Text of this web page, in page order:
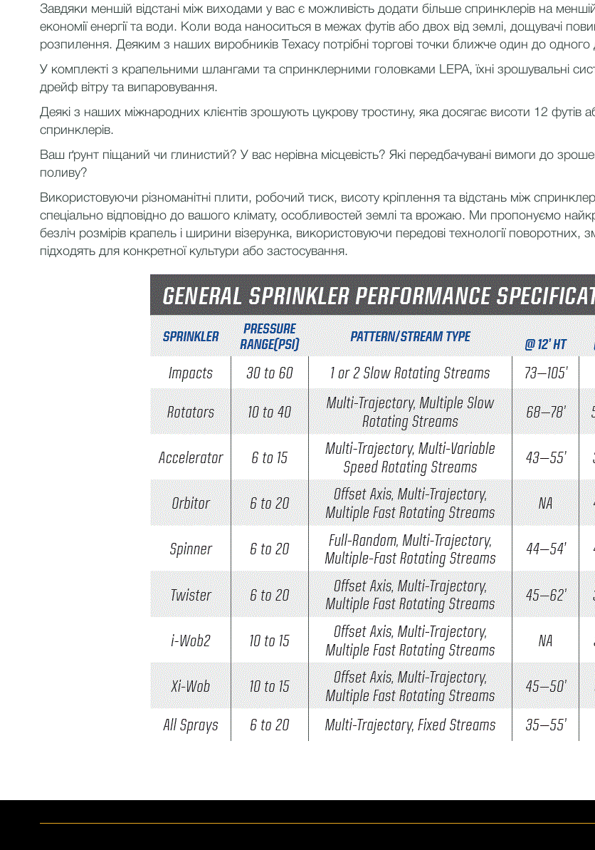
Завдяки меншій відстані між виходами у вас є можливість додати більше спринклерів на
економії енергії та води. Коли вода наноситься в межах футів або двох від землі, дощувачі
розпилення. Деяким з наших виробників Техасу потрібні торгові точки ближче один до
У комплекті з крапельними шлангами та спринклерними головками LEPA, їхні зрошувальні
дрейф вітру та випаровування.
Деякі з наших міжнародних клієнтів зрошують цукрову тростину, яка досягає висоти 12 футів
спринклерів.
Ваш ґрунт піщаний чи глинистий? У вас нерівна місцевість? Які передбачувані вимоги до
поливу?
Використовуючи різноманітні плити, робочий тиск, висоту кріплення та відстань між
спеціально відповідно до вашого клімату, особливостей землі та врожаю. Ми пропонуємо
безліч розмірів крапель і ширини візерунка, використовуючи передові технології
підходять для конкретної культури або застосування.